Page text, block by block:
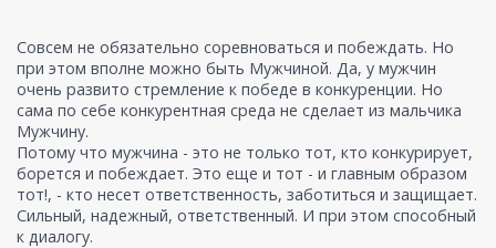
будет находиться в конкурентной среде. Где ему
придется стремиться к победе. Вообщем, любой
спорт подходит, даже серьезные занятия
шахматами
Совсем не обязательно соревноваться и побеждать. Но
при этом вполне можно быть Мужчиной. Да, у мужчин
очень развито стремление к победе в конкуренции. Но
сама по себе конкурентная среда не сделает из мальчика
Мужчину.
Потому что мужчина - это не только тот, кто конкурирует,
борется и побеждает. Это еще и тот - и главным образом
тот!, - кто несет ответственность, заботиться и защищает.
Сильный, надежный, ответственный. И при этом способный
к диалогу.